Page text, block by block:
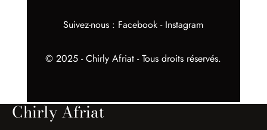
Suivez-nous : Facebook - Instagram
© 2025 - Chirly Afriat - Tous droits réservés.
Chirly Afriat